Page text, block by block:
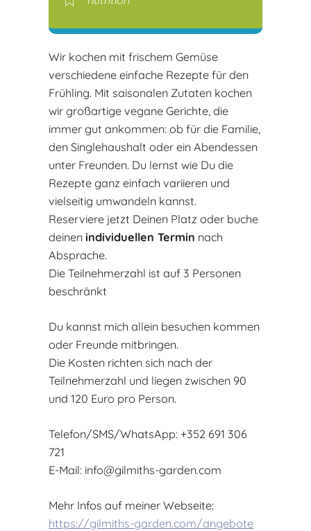
Wir kochen mit frischem Gemüse
verschiedene einfache Rezepte für den
Frühling. Mit saisonalen Zutaten kochen
wir großartige vegane Gerichte, die
immer gut ankommen: ob für die Familie,
den Singlehaushalt oder ein Abendessen
unter Freunden. Du lernst wie Du die
Rezepte ganz einfach variieren und
vielseitig umwandeln kannst.
Reserviere jetzt Deinen Platz oder buche
deinen individuellen Termin nach
Absprache.
Die Teilnehmerzahl ist auf 3 Personen
beschränkt
Du kannst mich allein besuchen kommen
oder Freunde mitbringen.
Die Kosten richten sich nach der
Teilnehmerzahl und liegen zwischen 90
und 120 Euro pro Person.
Telefon/SMS/WhatsApp: +352 691 306
721
E-Mail: info@gilmiths-garden.com
Mehr Infos auf meiner Webseite:
https://gilmiths-garden.com/angebote